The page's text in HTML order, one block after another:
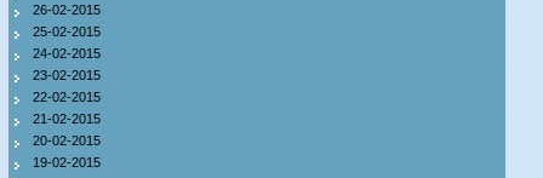
26-02-2015
25-02-2015
24-02-2015
23-02-2015
22-02-2015
21-02-2015
20-02-2015
19-02-2015